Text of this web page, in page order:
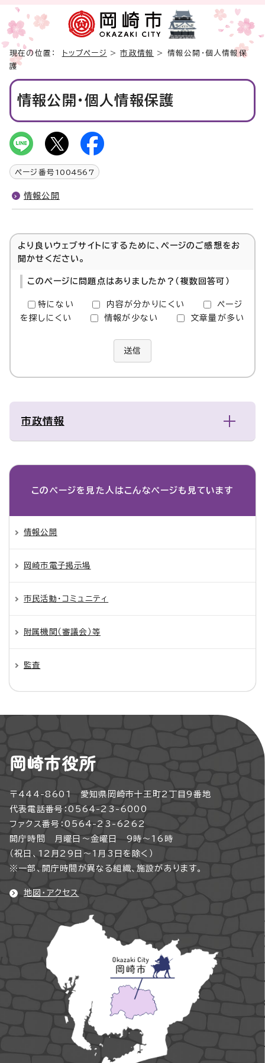
現在の位置： トップページ >市政情報
> 情報公開・個人情報保
護
情報公開・個人情報保護
ページ番号 1004567
情報公開
より良いウェブサイトにするために、ページのご感想をお
聞かせください。
このページに問題点はありましたか？（複数回答可）
特にない 内容が分かりにくい
ページ
を探しにくい
情報が少ない 文章量が多い
送信
市政情報
このページを見た人は こんなページも見ています
情報公開
岡崎市電子掲示場
市民活動・コミュニティ
附属機関（審議会）等
監査
岡崎市役所
〒444-8601 愛知県岡崎市十王町2丁目9番地
代表電話番号：0564-23-6000
ファクス番号：0564-23-6262
開庁時間 月曜日～金曜日 9時～16時
（祝日、12月29日～1月3日を除く）
※一部、開庁時間が異なる組織、施設があります。
地図・アクセス